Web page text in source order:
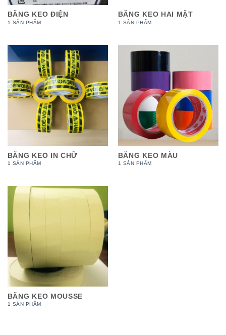
BĂNG KEO ĐIỆN
1 SẢN PHẨM
BĂNG KEO HAI MẶT
1 SẢN PHẨM
BĂNG KEO IN CHỮ
1 SẢN PHẨM
BĂNG KEO MÀU
1 SẢN PHẨM
BĂNG KEO MOUSSE
1 SẢN PHẨM